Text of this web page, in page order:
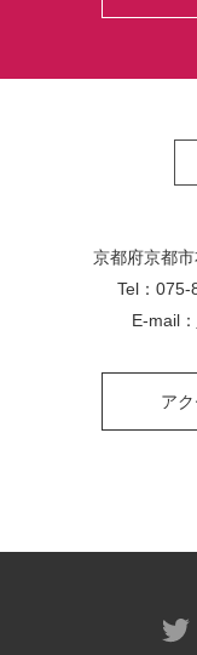
京都府京都
Tel：
E-mail：
ア